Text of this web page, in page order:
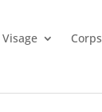
Visage Corps